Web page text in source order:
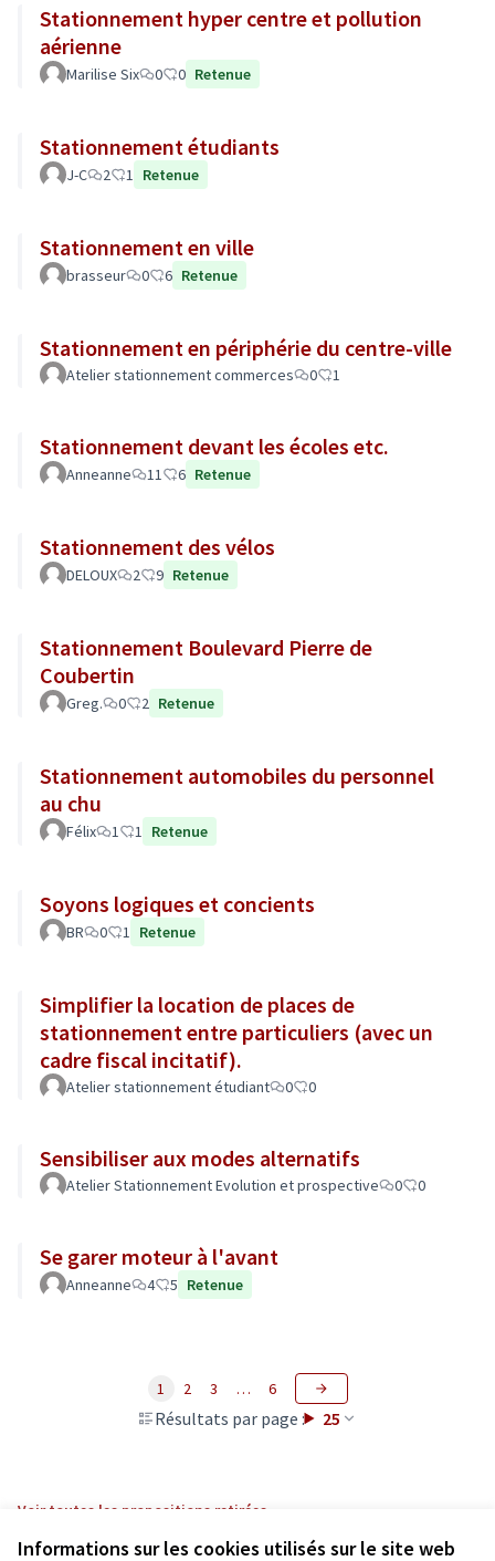
Informations sur les cookies utilisés sur le site web
Stationnement hyper centre et pollution
aérienne
Marilise Six 0 0 Retenue
Stationnement étudiants
J-C 2 1 Retenue
Stationnement en ville
brasseur 0 6 Retenue
Stationnement en périphérie du centre-ville
Atelier stationnement commerces 0 1
Stationnement devant les écoles etc.
Anneanne 11 6 Retenue
Stationnement des vélos
DELOUX 2 9 Retenue
Stationnement Boulevard Pierre de
Coubertin
Greg. 0 2 Retenue
Stationnement automobiles du personnel
au chu
Félix 1 1 Retenue
Soyons logiques et concients
BR 0 1 Retenue
Simplifier la location de places de
stationnement entre particuliers (avec un
cadre fiscal incitatif).
Atelier stationnement étudiant 0 0
Sensibiliser aux modes alternatifs
Atelier Stationnement Evolution et prospective 0 0
Se garer moteur à l'avant
Anneanne 4 5 Retenue
Résultats par page : 25
1 2 3 … 6
Voir toutes les propositions retirées